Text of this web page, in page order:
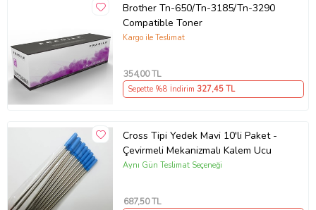
Brother Tn-650/Tn-3185/Tn-3290
Compatible Toner
Kargo ile Teslimat
354,00 TL
Sepette %8 İndirim 327,45 TL
Cross Tipi Yedek Mavi 10'li Paket -
Çevirmeli Mekanizmalı Kalem Ucu
Aynı Gün Teslimat Seçeneği
687,50 TL